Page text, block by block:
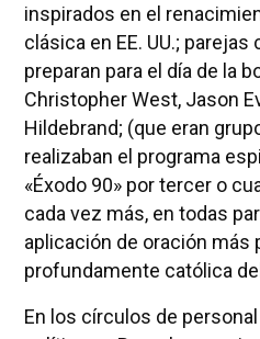
inspirados en el
clásica en EE. UU.;
preparan para el día de la
Christopher West, Jason
Hildebrand; (que eran
realizaban el programa
«Éxodo 90» por tercer o
cada vez más, en todas
aplicación de oración más
profundamente católica
En los círculos de